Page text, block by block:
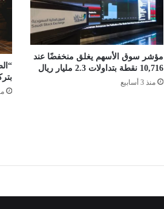
ن
ب
د
ع
ز
مؤشر سوق الأسهم يغلق منخفضًا عند
10,716 نقطة بتداولات 2.3 مليار ريال
منذ 3 أسابيع
منذ